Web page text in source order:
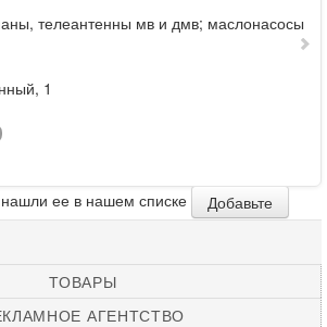
телеантенны мв и дмв; маслонасосы
1
ее в нашем списке Добавьте
ТОВАРЫ
АГЕНТСТВО